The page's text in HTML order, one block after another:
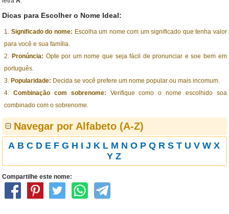
Dicas para Escolher o Nome Ideal:
Significado do nome: Escolha um nome com um significado que tenha valor
para você e sua família.
Pronúncia: Opte por um nome que seja fácil de pronunciar e soe bem em
português.
Popularidade: Decida se você prefere um nome popular ou mais incomum.
Combinação com sobrenome: Verifique como o nome escolhido soa
combinado com o sobrenome.
Navegar por Alfabeto (A-Z)
A B C D E F G H I J K L M N O P Q R S T U V W X
Y Z
Compartilhe este nome: